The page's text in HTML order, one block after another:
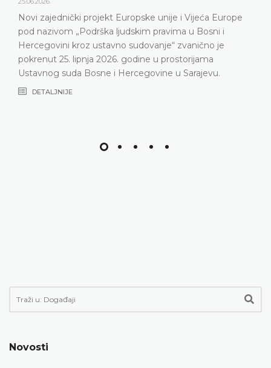
i Vijeća Europe
u Bosni i
zvanično je
prostorijama
u Sarajevu.
Ustavnog suda u 2025. godini,
Ustavni sud suočava
nepopunjenosti sudačkog
DETALJNIJE
Novosti